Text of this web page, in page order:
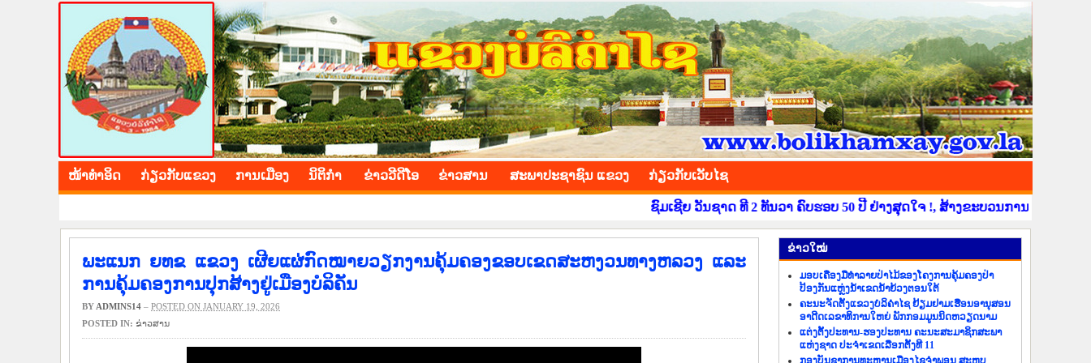
BOLIKHAMXAY PROVINCE
ໜ້າ​ທຳ​ອິດ ​ກ່ຽວ​ກັບ​ແຂວງ ​ການ​ເມືອງ ນິ​ຕິ​ກຳ ຂ່າວ​ວີ​ດີ​ໂອ ​ຂ່າວ​ສານ ສະພາປະຊາຊົນ ແຂວງ ​ກ່ຽວ​ກັບ​ເວັບ​ໄຊ
ຊົມເຊີຍ ວັນຊາດ ທີ 2 ທັນວາ ຄົບຮອບ 50 ປີ ຢ່າງສຸດໃຈ !, ສ້າງຂະບວນການຂໍ່ານັບຮັບຕ້ອນ
ພະແນກ ຍທຂ ແຂວງ ເຜີຍແຜ່ກົດໝາຍວຽກງານຄຸ້ມຄອງຂອບເຂດສະຫງວນທາງຫລວງ ແລະ
ການຄຸ້ມຄອງການປຸກສ້າງຢູ່ເມືອງບໍລິຄັນ
BY ADMINS14 – POSTED ON JANUARY 19, 2026
POSTED IN: ​ຂ່າວ​ສານ
​ຂ່າວ​ໃໝ່
ມອບເຄື່ອງມືທຳລາຍປ່າໄມ້ຂອງໂຄງການຄຸ້ມຄອງປ່າ
ປ້ອງກັນແຫຼ່ງນ້ຳເຂດນ້ຳຍ້ວງຕອນໃຕ້
ຄະນະຈັດຕັ້ງແຂວງບໍລິຄຳໄຊ ຢ້ຽມຢາມເຮືອນອານຸສອນ
ອາດີດເລຂາທິການໃຫຍ່ ພັກກອມມູນນິດຫວຽດນາມ
ແຕ່ງຕັ້ງປະທານ-ຮອງປະທານ ຄະນະສະມາຊິກສະພາ
ແຫ່ງຊາດ ປະຈຳເຂດເລືອກຕັ້ງທີ 11
ກອງບັນຊາການທະຫານເມືອງໄຊຈຳພອນ ສະຫຼຸບ